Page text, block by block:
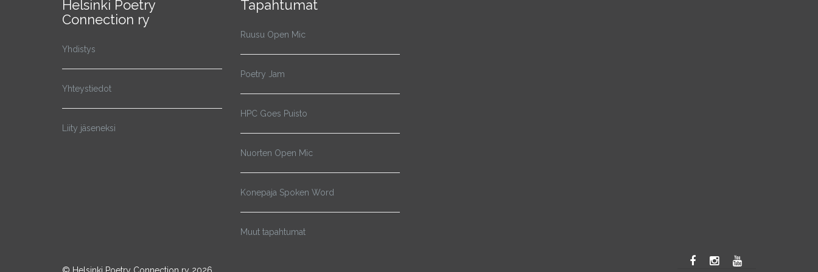
Helsinki Poetry
Connection ry
Yhdistys
Yhteystiedot
Liity jäseneksi
Tapahtumat
Ruusu Open Mic
Poetry Jam
HPC Goes Puisto
Nuorten Open Mic
Konepaja Spoken Word
Muut tapahtumat